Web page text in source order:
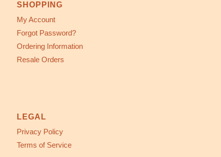
SHOPPING
My Account
Forgot Password?
Ordering Information
Resale Orders
LEGAL
Privacy Policy
Terms of Service